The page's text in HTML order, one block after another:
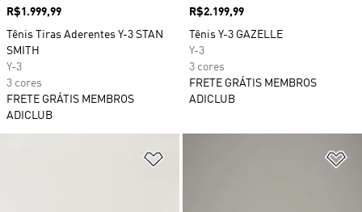
Preço
R$1.999,99
Tênis Tiras Aderentes Y-3 STAN
SMITH
Y-3
3 cores
FRETE GRÁTIS MEMBROS
ADICLUB
Preço
R$2.199,99
Tênis Y-3 GAZELLE
Y-3
3 cores
FRETE GRÁTIS MEMBROS
ADICLUB
Adicionar à Lista de Desejos